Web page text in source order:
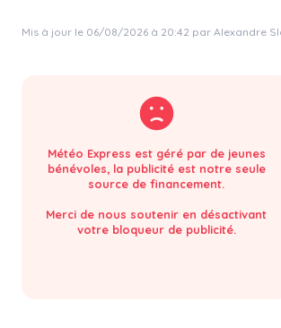
Mis à jour le 06/08/2026 à 20:42 par Alexandre
Météo Express est géré par de jeunes
bénévoles, la publicité est notre seule
source de financement.
Merci de nous soutenir en désactivant
votre bloqueur de publicité.